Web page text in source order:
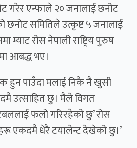
गरेर एन्फाले २० जनालाई छनोट
छनोट समितिले उत्कृष्ट ५ जनालाई
म्याट रोस नेपाली राष्ट्रिय पुरुष
आबद्ध भए।
हुन पाउँदा मलाई निकै नै खुसी
उत्साहित छु। मैले विगत
फलो गरिरहेको छु’ रोस
एकदमै धेरै टयालेन्ट देखेको छु।’